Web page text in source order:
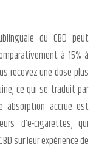
du CBD peut
à 15% à
recevez une dose plus
ce qui se traduit par
accrue est
d’e-cigarettes, qui
sur leur expérience de